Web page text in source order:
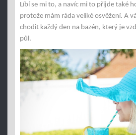
Líbí se mi to, a navíc mi to přijde také
protože mám ráda veliké osvěžení. A
chodit každý den na bazén, který je
půl.